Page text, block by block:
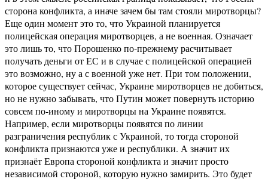
сторона конфликта, а иначе зачем бы там стояли миротворцы?
Еще один момент это то, что Украиной планируется
полицейская операция миротворцев, а не военная. Означает
это лишь то, что Порошенко по-прежнему расчитывает
получать деньги от ЕС и в случае с полицейской операцией
это возможно, ну а с военной уже нет. При том положении,
которое существует сейчас, Украине миротворцев не добиться,
но не нужно забывать, что Путин может повернуть историю
совсем по-иному и миротворцы на Украине появятся.
Например, если миротворцы появятся по линии
разграничения республик с Украиной, то тогда стороной
конфликта признаются уже и республики. А значит их
признаёт Европа стороной конфликта и значит просто
независимой стороной, которую нужно замирить. Это будет